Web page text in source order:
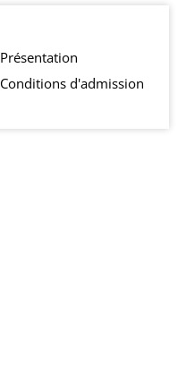
Présentation
Conditions d'admission